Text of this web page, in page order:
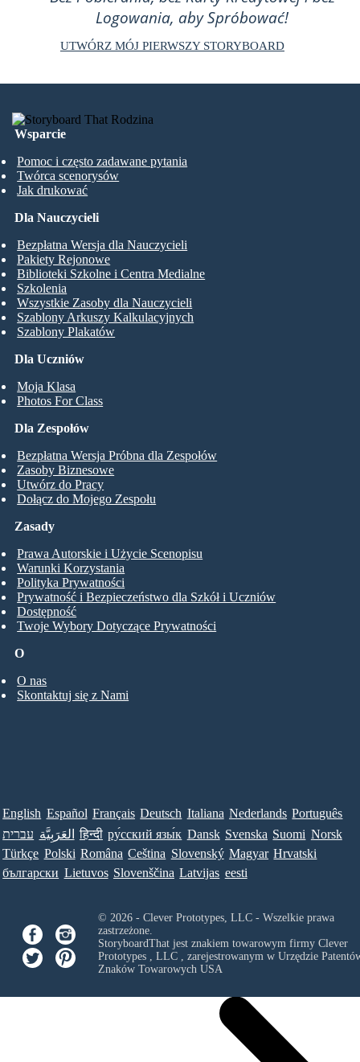
Logowania, aby Spróbować!
UTWÓRZ MÓJ PIERWSZY STORYBOARD
Wsparcie
Pomoc i często zadawane pytania
Twórca scenorysów
Jak drukować
Dla Uczniów
Moja Klasa
Photos For Class
Dla Nauczycieli
Bezpłatna Wersja dla Nauczycieli
Pakiety Rejonowe
Biblioteki Szkolne i Centra Medialne
Szkolenia
Wszystkie Zasoby dla Nauczycieli
Szablony Arkuszy Kalkulacyjnych
Szablony Plakatów
Dla Zespołów
Bezpłatna Wersja Próbna dla Zespołów
Zasoby Biznesowe
Utwórz do Pracy
Dołącz do Mojego Zespołu
O
O nas
Skontaktuj się z Nami
Zasady
Prawa Autorskie i Użycie Scenopisu
Warunki Korzystania
Polityka Prywatności
Prywatność i Bezpieczeństwo dla Szkół i Uczniów
Dostępność
Twoje Wybory Dotyczące Prywatności
English Español Français Deutsch Italiana Nederlands Português
עברית العَرَبِيَّة हिन्दी ру́сский язы́к Dansk Svenska Suomi Norsk
Türkçe Polski Româna Ceština Slovenský Magyar Hrvatski
български Lietuvos Slovenščina Latvijas eesti
© 2026 - Clever Prototypes, LLC - Wszelkie prawa
zastrzeżone.
StoryboardThat jest znakiem towarowym firmy Clever
Prototypes , LLC, zarejestrowanym w Urzędzie
Znaków Towarowych USA